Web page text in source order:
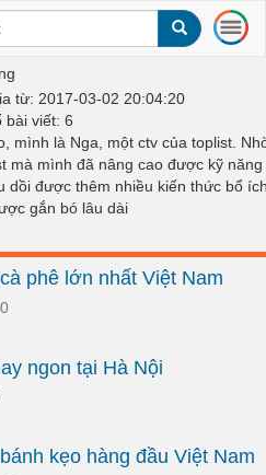
T
o
n
a
v
a
t
từ: 2017-03-02 20:04:20
bài viết: 6
mình là Nga, một ctv của toplist.
mà mình đã nâng cao được kỹ năng
dồi được thêm nhiều kiến thức bổ
gắn bó lâu dài
phê lớn nhất Việt Nam
0
ngon tại Hà Nội
kẹo hàng đầu Việt Nam